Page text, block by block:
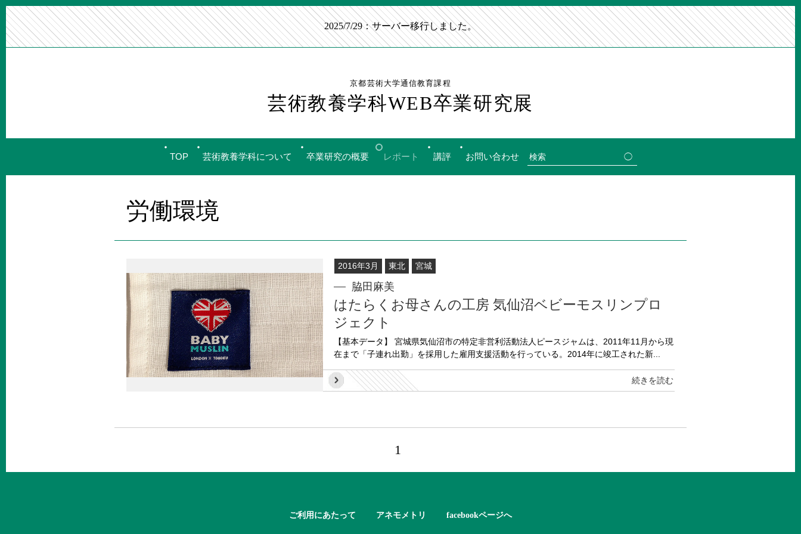
2025/7/29：サーバー移行しました。
京都芸術大学通信教育課程
芸術教養学科WEB卒業研究展
TOP 芸術教養学科について 卒業研究の概要 レポート 講評 お問い合わせ
労働環境
2016年3月 東北 宮城
脇田麻美
はたらくお母さんの工房 気仙沼ベビーモスリンプロ
ジェクト
【基本データ】 宮城県気仙沼市の特定非営利活動法人ピースジャムは、2011年11月から現
在まで「子連れ出勤」を採用した雇用支援活動を行っている。2014年に竣工された新...
続きを読む
1
ご利用にあたって アネモメトリ facebookページへ